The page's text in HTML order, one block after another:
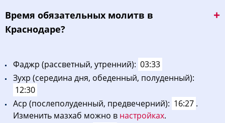
Bpeмя oбязaтeльных мoлитв в
Краснодаре?
Фaджp (рассветный, утренний): 03:33
Зухp (середина дня, обеденный, полуденный):
12:30
Acp (послеполуденный, предвечерний): 16:27 .
Изменить мазхаб можно в настройках.